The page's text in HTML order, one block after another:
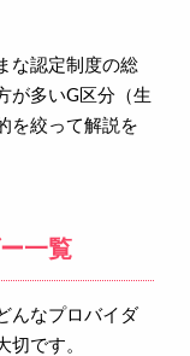
な認定制度の総
が多いG区分（生
を絞って解説を
一覧
んなプロバイダ
切です。